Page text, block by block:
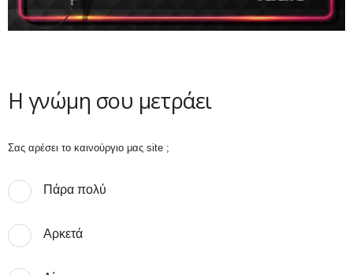
Η γνώμη σου μετράει
Σας αρέσει το καινούργιο μας site ;
Πάρα πολύ
Αρκετά